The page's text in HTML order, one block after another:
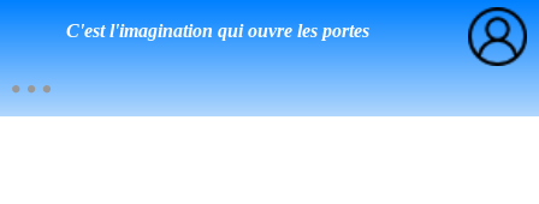
C'est l'imagination qui ouvre les portes